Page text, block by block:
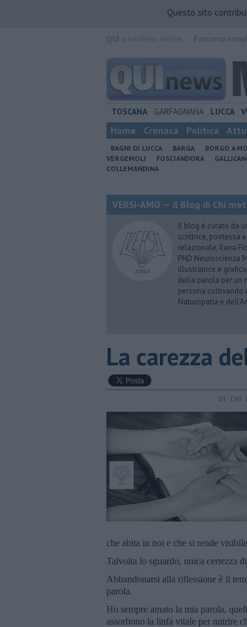
Questo sito
TOSCANA GARFAGNANA LUCCA
Home Cronaca Politica
BAGNI DI LUCCA BARGA BORGO A
VERGEMOLI
FOSCIANDORA
COLLEMANDINA
VERSI-AMO — il Blog di Chi
Il blog è curato da
scrittrice, poetessa
relazionale, Ilaria
PHD Neuroscienza
illustratrice e
della parola per un
persona coltivando
Naturopatia e
La carezza
DI CHI
che abita in noi e che si rende
Talvolta lo sguardo, unica certezza
Abbandonarsi alla riflessione è il
parola.
Ho sempre amato la mia parola,
assorbono la linfa vitale per nutrire